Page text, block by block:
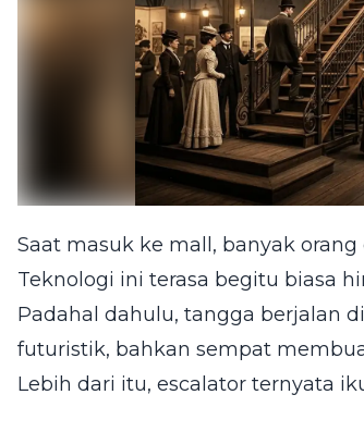
Saat masuk ke mall, banyak
Teknologi ini terasa begitu biasa
Padahal dahulu, tangga berjalan
futuristik, bahkan sempat
Lebih dari itu, escalator ternyata